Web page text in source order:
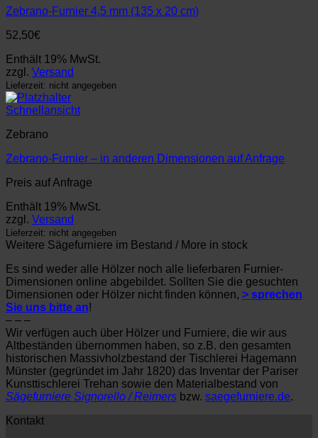
Zebrano-Furnier 4,5 mm (135 x 20 cm)
52,50€
Enthält 19% MwSt.
zzgl. Versand
Lieferzeit: nicht angegeben
Schnellansicht
Zebrano
Zebrano-Furnier – in anderen Dimensionen auf Anfrage
Preis auf Anfrage
Enthält 19% MwSt.
zzgl. Versand
Lieferzeit: nicht angegeben
Weitere Sägefurniere im Bestand / More in stock
Es sind weder alle Hölzer noch alle lieferbaren Furnier-
Dimensionen online abgebildet. Sollten Sie die gesuchten
Dimensionen oder Hölzer nicht finden können, > sprechen
Sie uns bitte an!
– – –
Wir verfügen auch über Hölzer und Furniere, die wir aus
Altbeständen übernommen haben, so z.B. den gesamten
historischen Massivholzbestand der Tischlerei Hagemann
Münster (gegründet im Jahr 1820) das Inventar der Pariser
Kunsttischlerei Trehan sowie den Materialbestand von
Sägefurniere Signorello / Reimers bzw. saegefurniere.de.
Kontakt